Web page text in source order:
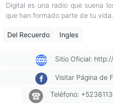
Digital es una radio que suena
que han formado parte de tu vida.
Del Recuerdo Ingles
Sitio Oficial:
Visitar Página de
Teléfono: